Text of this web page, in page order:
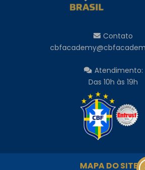
Contato
Atendimento:
Das 10h às 19h
MAPA DO SITE